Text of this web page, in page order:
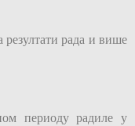
рада и више
периоду радиле у